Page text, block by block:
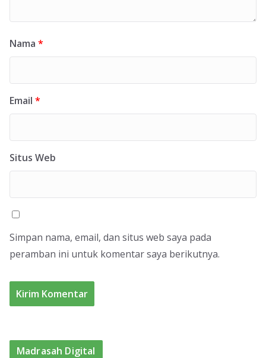
Nama *
Email *
Situs Web
Simpan nama, email, dan situs web saya pada
peramban ini untuk komentar saya berikutnya.
Madrasah Digital